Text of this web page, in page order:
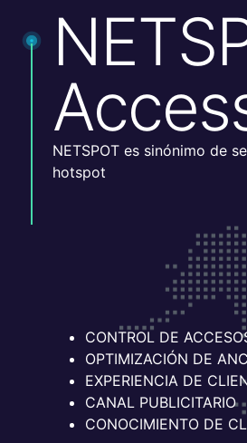
NETSPOT es sinónimo de
hotspot
CONTROL DE
OPTIMIZACIÓN DE
EXPERIENCIA DE
CANAL PUBLICITARIO
CONOCIMIENTO DE